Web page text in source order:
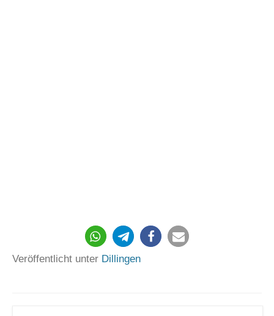
234
Veröffentlicht unter Dillingen